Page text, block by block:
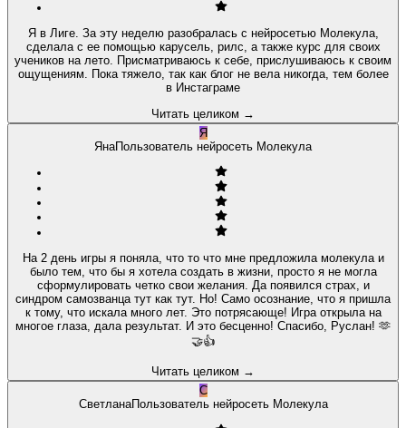
Я в Лиге. За эту неделю разобралась с нейросетью Молекула,
сделала с ее помощью карусель, рилс, а также курс для своих
учеников на лето. Присматриваюсь к себе, прислушиваюсь к своим
ощущениям. Пока тяжело, так как блог не вела никогда, тем более
в Инстаграме
Читать целиком →
Я
ЯнаПользователь нейросеть Молекула
На 2 день игры я поняла, что то что мне предложила молекула и
было тем, что бы я хотела создать в жизни, просто я не могла
сформулировать четко свои желания. Да появился страх, и
синдром самозванца тут как тут. Но! Само осознание, что я пришла
к тому, что искала много лет. Это потрясающе! Игра открыла на
многое глаза, дала результат. И это бесценно! Спасибо, Руслан! 🫶
🤝👍
Читать целиком →
С
СветланаПользователь нейросеть Молекула